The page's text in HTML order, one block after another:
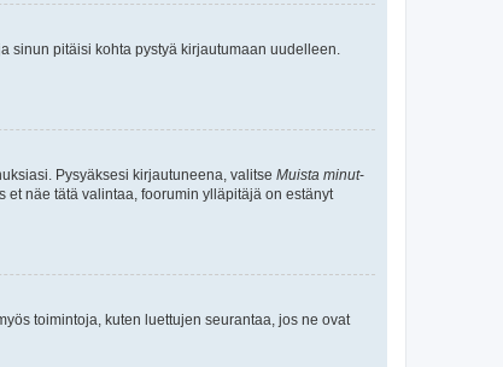
sinun pitäisi kohta pystyä kirjautumaan uudelleen.
Pysyäksesi kirjautuneena, valitse Muista minut-
näe tätä valintaa, foorumin ylläpitäjä on estänyt
toimintoja, kuten luettujen seurantaa, jos ne ovat